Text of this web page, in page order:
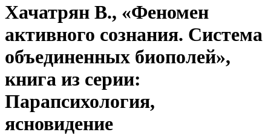
Хачатрян В., «Феномен
активного сознания. Система
объединенных биополей»,
книга из серии:
Парапсихология,
ясновидение